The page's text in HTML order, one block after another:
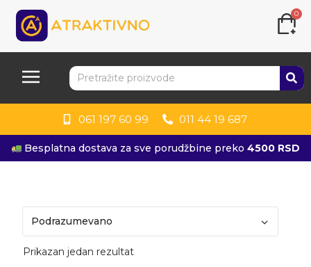
0
061 197 60 99 011 44 19 687
Besplatna dostava za sve porudžbine preko4500 RSD
Prikazan jedan rezultat